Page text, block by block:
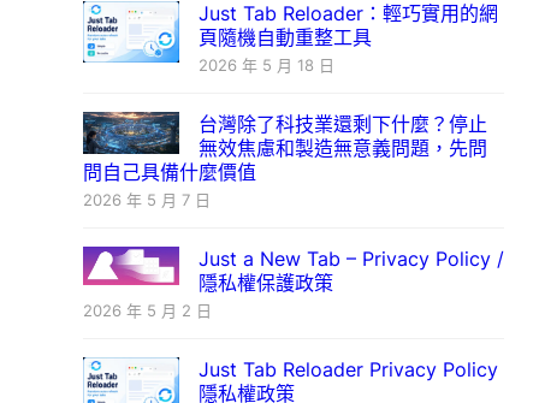
Just Tab Reloader：輕巧實用的網
頁隨機自動重整工具
2026 年 5 月 18 日
台灣除了科技業還剩下什麼？停止
無效焦慮和製造無意義問題，先問
問自己具備什麼價值
2026 年 5 月 7 日
Just a New Tab – Privacy Policy /
隱私權保護政策
2026 年 5 月 2 日
Just Tab Reloader Privacy Policy
隱私權政策